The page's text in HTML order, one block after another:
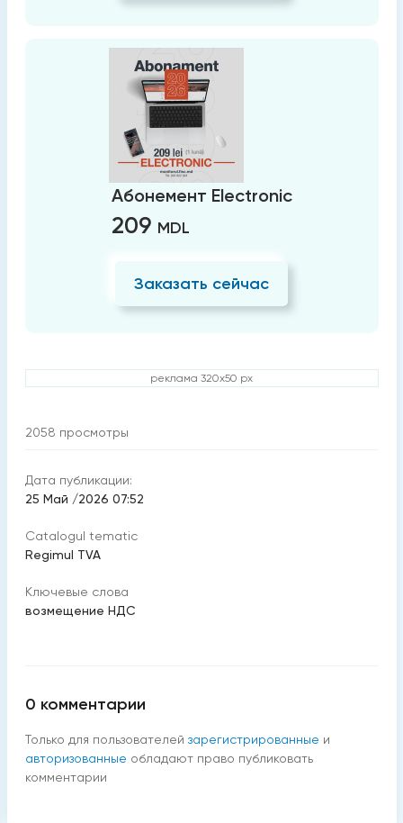
Абонемент Electronic
209 MDL
Заказать сейчас
реклама 320x50 px
2058 просмотры
Дата публикации:
25 Май /2026 07:52
Catalogul tematic
Regimul TVA
Ключевые слова
возмещение НДС
0 комментарии
Только для пользователей зарегистрированные и
авторизованные обладают право публиковать
комментарии